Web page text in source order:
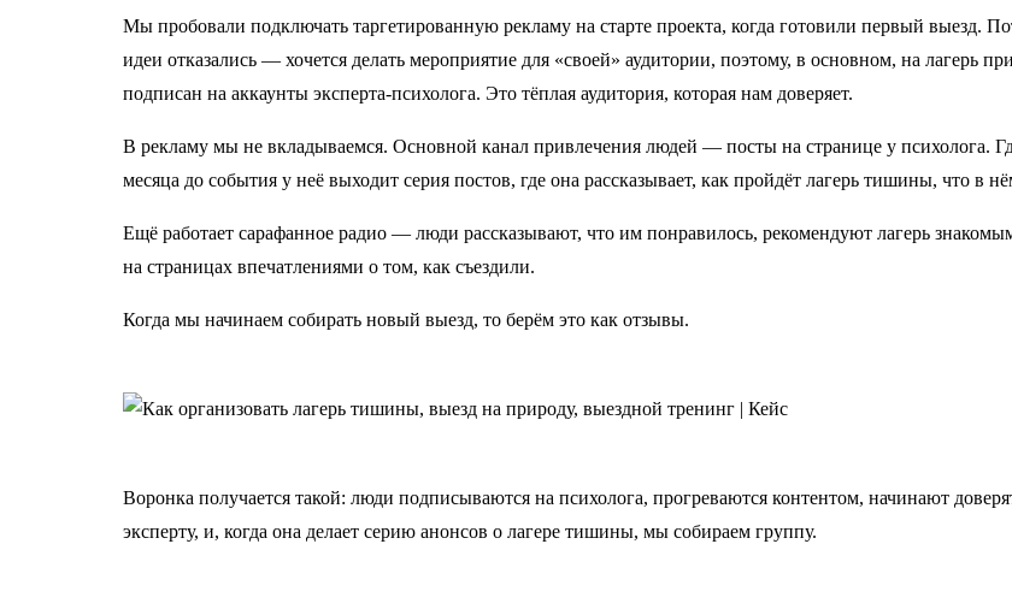
Мы пробовали подключать таргетированную рекламу на старте проекта, когда готовили первый выезд.
идеи отказались — хочется делать мероприятие для «своей» аудитории, поэтому, в основном, на лагерь
подписан на аккаунты эксперта-психолога. Это тёплая аудитория, которая нам доверяет.
В рекламу мы не вкладываемся. Основной канал привлечения людей — посты на странице у психолога.
месяца до события у неё выходит серия постов, где она рассказывает, как пройдёт лагерь тишины, что в
Ещё работает сарафанное радио — люди рассказывают, что им понравилось, рекомендуют лагерь
на страницах впечатлениями о том, как съездили.
Когда мы начинаем собирать новый выезд, то берём это как отзывы.
Воронка получается такой: люди подписываются на психолога, прогреваются контентом, начинают
эксперту, и, когда она делает серию анонсов о лагере тишины, мы собираем группу.